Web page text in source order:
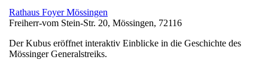
Rathaus Foyer Mössingen
Freiherr-vom Stein-Str. 20, Mössingen, 72116
Der Kubus eröffnet interaktiv Einblicke in die Geschichte des
Mössinger Generalstreiks.